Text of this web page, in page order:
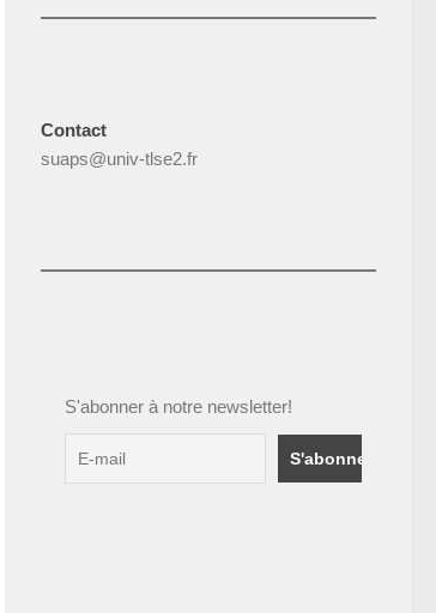
Contact
suaps@univ-tlse2.fr
S'abonner à notre newsletter!